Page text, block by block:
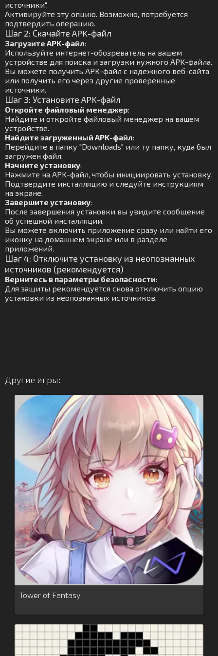
источники".
Активируйте эту опцию. Возможно, потребуется
подтвердить операцию.
Шаг 2: Скачайте APK-файл
Загрузите APK-файл:
Используйте интернет-обозреватель на вашем
устройстве для поиска и загрузки нужного APK-файла.
Вы можете получить APK-файл с надежного веб-сайта
или получить его через другие проверенные
источники.
Шаг 3: Установите APK-файл
Откройте файловый менеджер:
Найдите и откройте файловый менеджер на вашем
устройстве.
Найдите загруженный APK-файл:
Перейдите в папку "Downloads" или ту папку, куда был
загружен файл.
Начните установку:
Нажмите на APK-файл, чтобы инициировать установку.
Подтвердите инсталляцию и следуйте инструкциям
на экране.
Завершите установку:
После завершения установки вы увидите сообщение
об успешной инсталляции.
Вы можете включить приложение сразу или найти его
иконку на домашнем экране или в разделе
приложений.
Шаг 4: Отключите установку из неопознанных
источников (рекомендуется)
Вернитесь в параметры безопасности:
Для защиты рекомендуется снова отключить опцию
установки из неопознанных источников.
Другие игры:
Tower of Fantasy